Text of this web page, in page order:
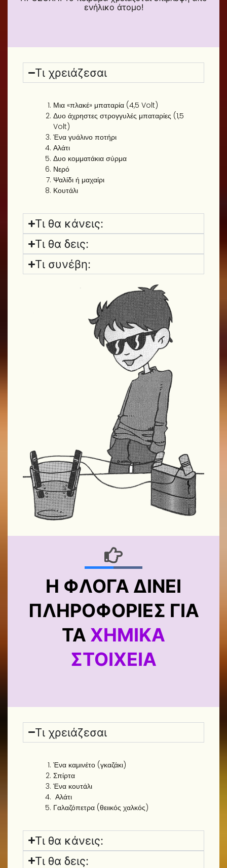
ενήλικο άτομο!
Τι χρειάζεσαι
Μια «πλακέ» μπαταρία (4,5 Volt)
Δυο άχρηστες στρογγυλές μπαταρίες (1,5
Volt)
Ένα γυάλινο ποτήρι
Αλάτι
Δυο κομματάκια σύρμα
Νερό
Ψαλίδι ή μαχαίρι
Κουτάλι
Τι θα κάνεις:
Τι θα δεις:
Τι συνέβη:
Η ΦΛΌΓΑ ΔΊΝΕΙ
ΠΛΗΡΟΦΟΡΊΕΣ ΓΙΑ
ΤΑ ΧΗΜΙΚΆ
ΣΤΟΙΧΕΊΑ
Τι χρειάζεσαι
Ένα καμινέτο (γκαζάκι)
Σπίρτα
Ένα κουτάλι
Αλάτι
Γαλαζόπετρα (θειικός χαλκός)
Τι θα κάνεις:
Τι θα δεις: